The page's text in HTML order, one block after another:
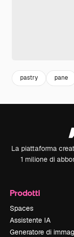
pastry pane
La piattaforma
1 milione di
Prodotti
Spaces
Assistente IA
Generatore di